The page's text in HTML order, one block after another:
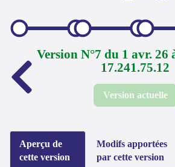
Version N°7 du 1 avr. 26
17.241.75.12
Version actuelle
Aperçu de
cette version
Modifs apportées
par cette version